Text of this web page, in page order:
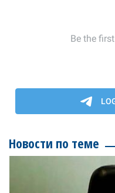
Новости по теме